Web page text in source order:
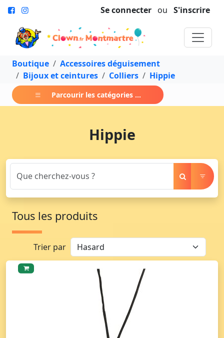
Se connecter ou S'inscrire
Boutique
Accessoires déguisement
Bijoux et ceintures
Colliers Hippie
Parcourir les catégories ...
Hippie
Tous les produits
Trier par